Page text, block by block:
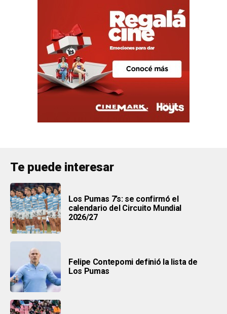
Te puede interesar
Los Pumas 7’s: se confirmó el
calendario del Circuito Mundial
2026/27
Felipe Contepomi definió la lista de
Los Pumas